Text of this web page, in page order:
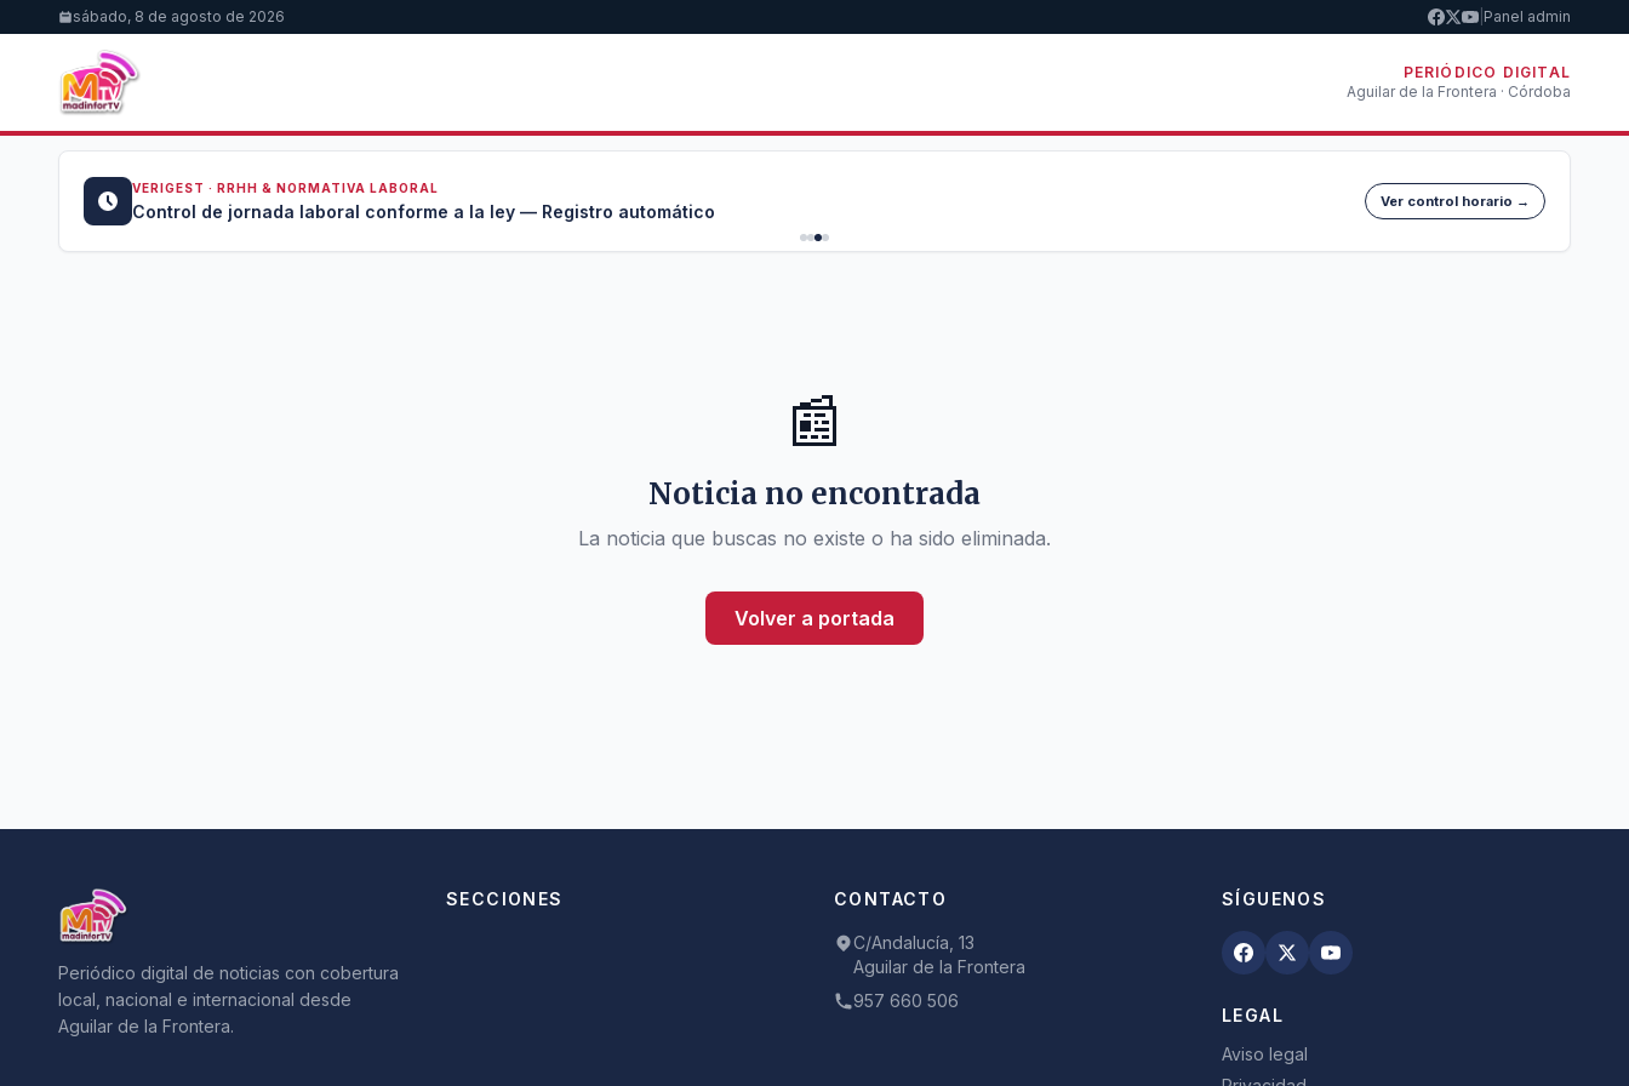
sábado, 8 de agosto de 2026 Panel admin
PERIÓDICO DIGITAL
Aguilar de la Frontera · Córdoba
VERIGEST · RRHH & NORMATIVA LABORAL
Control de jornada laboral conforme a la ley — Registro automático Ver control horario →
📰
Noticia no encontrada
La noticia que buscas no existe o ha sido eliminada.
Volver a portada
Periódico digital de noticias con cobertura
local, nacional e internacional desde
Aguilar de la Frontera.
SECCIONES CONTACTO
C/Andalucía, 13
Aguilar de la Frontera
957 660 506
SÍGUENOS
LEGAL
Aviso legal